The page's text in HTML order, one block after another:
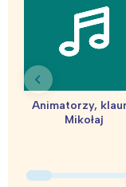
Animatorzy,
Mikołaj
Warszawa
Łódź
Poznań
Wrocław